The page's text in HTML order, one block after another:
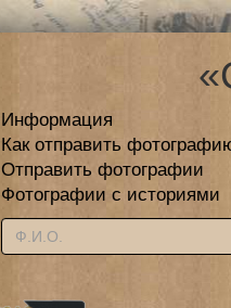
Информация
Как отправить
Отправить фотографии
Фотографии с историями